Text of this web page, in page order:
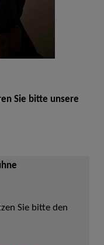
Sie bitte unsere
Sie bitte den